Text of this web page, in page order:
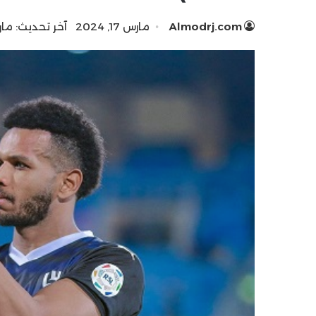
Almodrj.com مارس 17, 2024 آخر تحديث: مارس